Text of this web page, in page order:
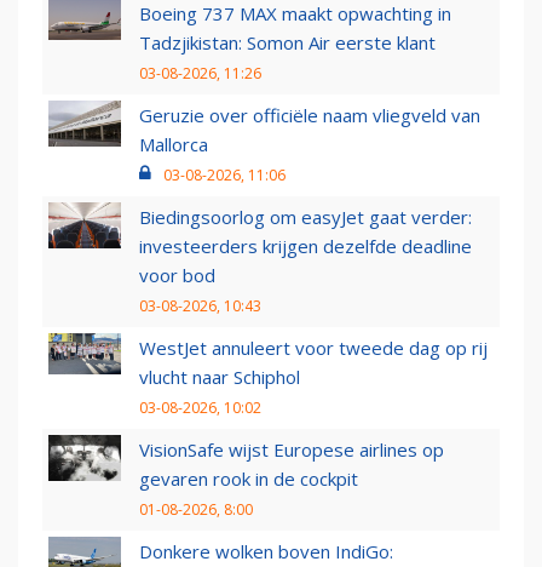
Boeing 737 MAX maakt opwachting in
Tadzjikistan: Somon Air eerste klant
03-08-2026, 11:26
Geruzie over officiële naam vliegveld van
Mallorca
03-08-2026, 11:06
Biedingsoorlog om easyJet gaat verder:
investeerders krijgen dezelfde deadline
voor bod
03-08-2026, 10:43
WestJet annuleert voor tweede dag op rij
vlucht naar Schiphol
03-08-2026, 10:02
VisionSafe wijst Europese airlines op
gevaren rook in de cockpit
01-08-2026, 8:00
Donkere wolken boven IndiGo: